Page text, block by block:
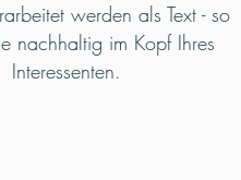
werden als Text - so
nachhaltig im Kopf Ihres
Interessenten.